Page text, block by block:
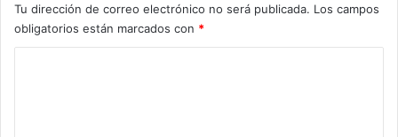
r
e
s
t
i
n
Tu dirección de correo electrónico no será publicada. Los campos
obligatorios están marcados con *